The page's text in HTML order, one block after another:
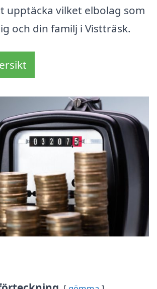
upptäcka vilket elbolag som
och din familj i Vistträsk.